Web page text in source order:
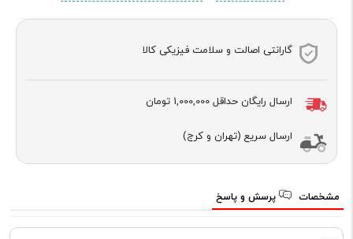
گارانتی اصالت و سلامت فیزیکی کالا
ارسال رایگان حداقل 1,000,000 تومان
ارسال سریع (تهران و کرج)
مشخصات پرسش و پاسخ